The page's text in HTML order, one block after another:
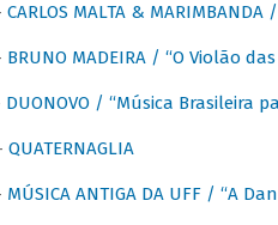
CARLOS MALTA &
BRUNO MADEIRA / “O Violão
DUONOVO / “Música Brasileira
QUATERNAGLIA
MÚSICA ANTIGA DA UFF / “A